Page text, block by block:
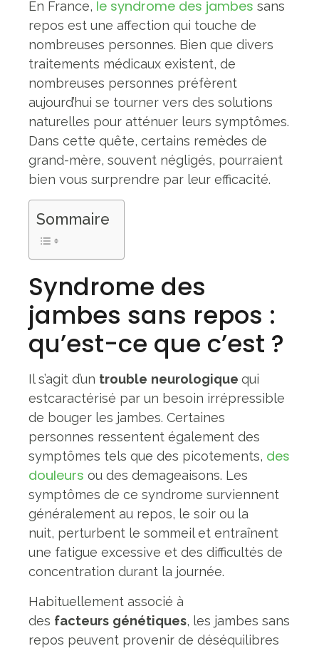
En France, le syndrome des jambes sans
repos est une affection qui touche de
nombreuses personnes. Bien que divers
traitements médicaux existent, de
nombreuses personnes préfèrent
aujourd’hui se tourner vers des solutions
naturelles pour atténuer leurs symptômes.
Dans cette quête, certains remèdes de
grand-mère, souvent négligés, pourraient
bien vous surprendre par leur efficacité.
Sommaire
Syndrome des
jambes sans repos :
qu’est-ce que c’est ?
Il s’agit d’un trouble neurologique qui
estcaractérisé par un besoin irrépressible
de bouger les jambes. Certaines
personnes ressentent également des
symptômes tels que des picotements, des
douleurs ou des demageaisons. Les
symptômes de ce syndrome surviennent
généralement au repos, le soir ou la
nuit, perturbent le sommeil et entraînent
une fatigue excessive et des difficultés de
concentration durant la journée.
Habituellement associé à
des facteurs génétiques, les jambes sans
repos peuvent provenir de déséquilibres